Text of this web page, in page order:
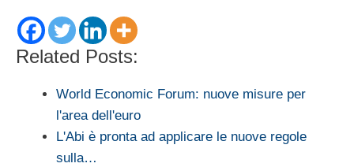
Related Posts:
World Economic Forum: nuove misure per
l'area dell'euro
L'Abi è pronta ad applicare le nuove regole
sulla…